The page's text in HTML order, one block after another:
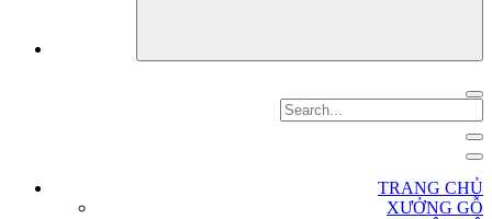
TRANG CHỦ
XƯỞNG GỖ